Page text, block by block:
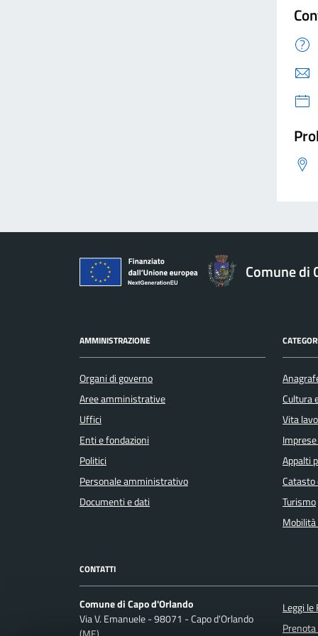
Comune di
AMMINISTRAZIONE
Organi di governo
Aree amministrative
Uffici
Enti e fondazioni
Politici
Personale amministrativo
Documenti e dati
Cultura
Vita
Appalti
Turismo
CONTATTI
Comune di Capo d'Orlando
Via V. Emanuele - 98071 - Capo d'Orlando
Leggi le